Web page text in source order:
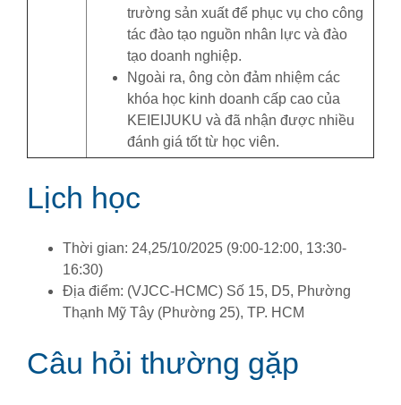
trường sản xuất để phục vụ cho công
tác đào tạo nguồn nhân lực và đào
tạo doanh nghiệp.
Ngoài ra, ông còn đảm nhiệm các
khóa học kinh doanh cấp cao của
KEIEIJUKU và đã nhận được nhiều
đánh giá tốt từ học viên.
Lịch học
Thời gian: 24,25/10/2025 (9:00-12:00, 13:30-
16:30)
Địa điểm: (VJCC-HCMC) Số 15, D5, Phường
Thạnh Mỹ Tây (Phường 25), TP. HCM
Câu hỏi thường gặp